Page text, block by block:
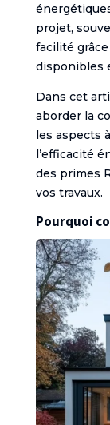
projet,
facilité
disponibles
Dans cet
aborder la
les aspects
l’efficacité
des primes
vos travaux.
Pourquoi